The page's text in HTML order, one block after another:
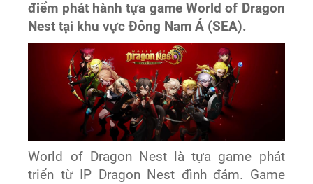
điểm phát hành tựa game World of Dragon
Nest tại khu vực Đông Nam Á (SEA).
World of Dragon Nest là tựa game phát
triển từ IP Dragon Nest đình đám. Game